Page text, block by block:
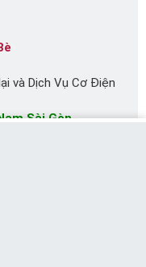
và Dịch Vụ Cơ Điện
Sài Gòn